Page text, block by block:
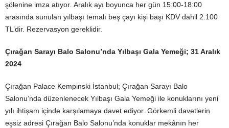
şölenine imza atıyor. Aralık ayı boyunca her gün 15:00-18:00
arasında sunulan yılbaşı temalı beş çayı kişi başı KDV dahil 2.100
TL’dir. Rezervasyon gereklidir.
Çırağan Sarayı Balo Salonu’nda Yılbaşı Gala Yemeği; 31 Aralık
2024
Çırağan Palace Kempinski İstanbul; Çırağan Sarayı Balo
Salonu’nda düzenlenecek Yılbaşı Gala Yemeği ile konuklarını yeni
yılı ihtişam içinde karşılamaya davet ediyor. Görkemli davetlerin
eşsiz adresi Çırağan Balo Salonu’nda konuklar mekânın her